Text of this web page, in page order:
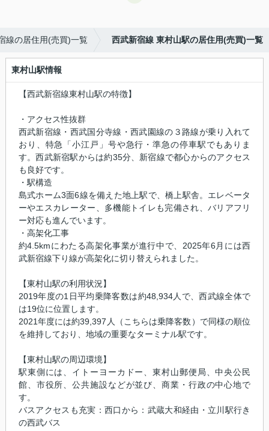
線の居住用(売買)一覧 西武新宿線 東村山駅の居住用(売買)一覧
東村山駅情報
【西武新宿線東村山駅の特徴】
・アクセス性抜群
西武新宿線・西武国分寺線・西武園線の３路線が乗り入れて
おり、特急「小江戸」号や急行・準急の停車駅でもありま
す。西武新宿駅からは約35分、新宿線で都心からのアクセス
も良好です。
・駅構造
島式ホーム3面6線を備えた地上駅で、橋上駅舎。エレベータ
ーやエスカレーター、多機能トイレも完備され、バリアフリ
ー対応も進んでいます。
・高架化工事
約4.5kmにわたる高架化事業が進行中で、2025年6月には西
武新宿線下り線が高架化に切り替えられました。
【東村山駅の利用状況】
2019年度の1日平均乗降客数は約48,934人で、西武線全体で
は19位に位置します。
2021年度には約39,397人（こちらは乗降客数）で同様の順位
を維持しており、地域の重要なターミナル駅です。
【東村山駅の周辺環境】
駅東側には、イトーヨーカドー、東村山郵便局、中央公民
館、市役所、公共施設などが並び、商業・行政の中心地で
す。
バスアクセスも充実：西口から：武蔵大和経由・立川駅行き
の西武バス